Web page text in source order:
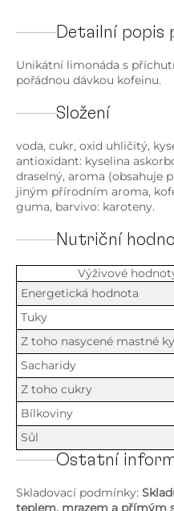
Detailní popis
Unikátní limonáda s
pořádnou dávkou kofeinu.
Složení
voda, cukr, oxid uhličitý,
antioxidant: kyselina
draselný, aroma (obsahuje
jiným přírodním aroma,
guma, barvivo: karoteny.
Nutriční
Výživové
Energetická hodnota
Tuky
Z toho nasycené mastné
Sacharidy
Z toho cukry
Bílkoviny
Sůl
Ostatní
Skladovací podmínky:
teplem, mrazem a přímým